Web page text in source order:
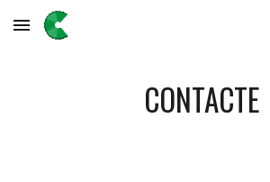
Skip to main content
CONTACTE